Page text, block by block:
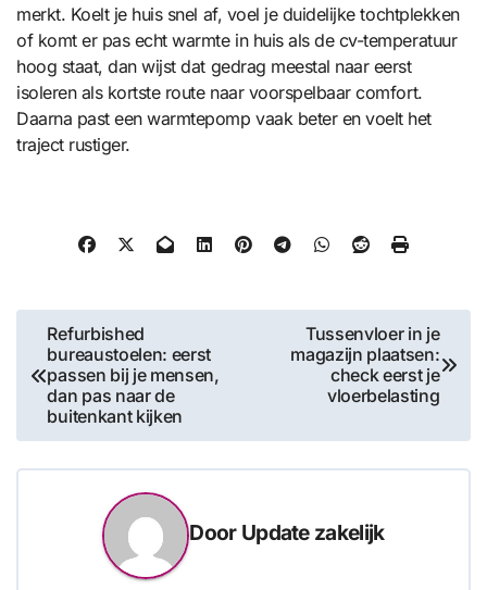
merkt. Koelt je huis snel af, voel je duidelijke tochtplekken
of komt er pas echt warmte in huis als de cv-temperatuur
hoog staat, dan wijst dat gedrag meestal naar eerst
isoleren als kortste route naar voorspelbaar comfort.
Daarna past een warmtepomp vaak beter en voelt het
traject rustiger.
Bericht
navigatie
Refurbished
bureaustoelen: eerst
passen bij je mensen,
dan pas naar de
buitenkant kijken
Tussenvloer in je
magazijn plaatsen:
check eerst je
vloerbelasting
Door Update zakelijk